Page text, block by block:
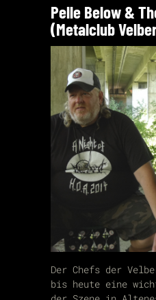
Pelle Below &
(Metalclub
Der Chefs der
bis heute eine